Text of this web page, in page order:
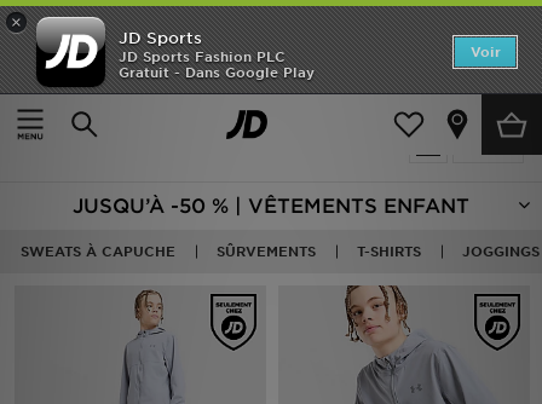
×
JD Sports
JD Sports Fashion PLC
Gratuit - Dans Google Play
Voir
Accueil
Enfant
Produits 641
JUSQU’À -50 % | VÊTEMENTS ENFANT
SWEATS À CAPUCHE SÛRVEMENTS T-SHIRTS JOGGINGS
Accueil
Nouveautés
Femme
Enfant